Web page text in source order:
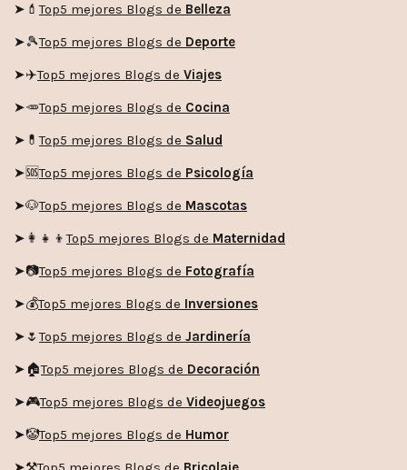
➤💄Top5 mejores Blogs de Belleza
➤🎾Top5 mejores Blogs de Deporte
➤✈️Top5 mejores Blogs de Viajes
➤🥕Top5 mejores Blogs de Cocina
➤💊Top5 mejores Blogs de Salud
➤🆘Top5 mejores Blogs de Psicología
➤🐶Top5 mejores Blogs de Mascotas
➤👩‍👧‍👦Top5 mejores Blogs de Maternidad
➤📷Top5 mejores Blogs de Fotografía
➤💰Top5 mejores Blogs de Inversiones
➤🌷Top5 mejores Blogs de Jardinería
➤🏠Top5 mejores Blogs de Decoración
➤🎮Top5 mejores Blogs de Videojuegos
➤🤡Top5 mejores Blogs de Humor